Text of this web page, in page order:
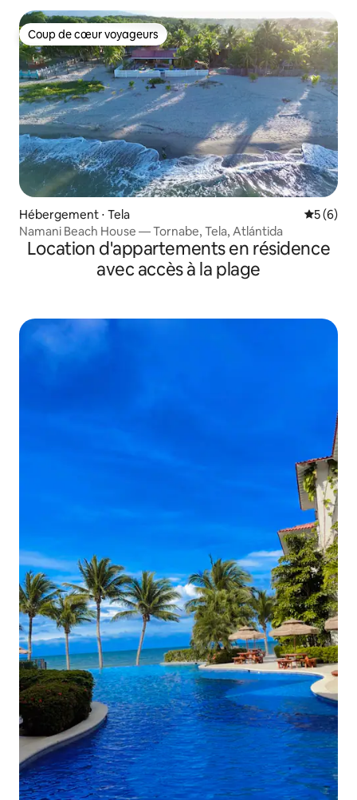
Coup de cœur voyageurs
Coup de cœur voyageurs
Hébergement ⋅ Tela
5 (6)
Namani Beach House — Tornabe, Tela, Atlántida
Location d'appartements en résidence
avec accès à la plage